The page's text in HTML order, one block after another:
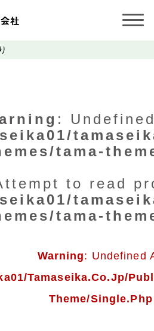
:
tama-
to read
tama-
Warning: Undefined
tamaseika.co.jp/
Theme/single.php